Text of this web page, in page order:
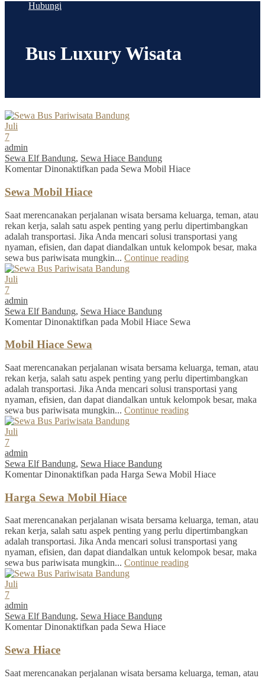
Hubungi
Bus Luxury Wisata
Juli
7
admin
Sewa Elf Bandung, Sewa Hiace Bandung
Komentar Dinonaktifkan pada Sewa Mobil Hiace
Sewa Mobil Hiace
Saat merencanakan perjalanan wisata bersama keluarga, teman, atau
rekan kerja, salah satu aspek penting yang perlu dipertimbangkan
adalah transportasi. Jika Anda mencari solusi transportasi yang
nyaman, efisien, dan dapat diandalkan untuk kelompok besar, maka
sewa bus pariwisata mungkin... Continue reading
Juli
7
admin
Sewa Elf Bandung, Sewa Hiace Bandung
Komentar Dinonaktifkan pada Mobil Hiace Sewa
Mobil Hiace Sewa
Saat merencanakan perjalanan wisata bersama keluarga, teman, atau
rekan kerja, salah satu aspek penting yang perlu dipertimbangkan
adalah transportasi. Jika Anda mencari solusi transportasi yang
nyaman, efisien, dan dapat diandalkan untuk kelompok besar, maka
sewa bus pariwisata mungkin... Continue reading
Juli
7
admin
Sewa Elf Bandung, Sewa Hiace Bandung
Komentar Dinonaktifkan pada Harga Sewa Mobil Hiace
Harga Sewa Mobil Hiace
Saat merencanakan perjalanan wisata bersama keluarga, teman, atau
rekan kerja, salah satu aspek penting yang perlu dipertimbangkan
adalah transportasi. Jika Anda mencari solusi transportasi yang
nyaman, efisien, dan dapat diandalkan untuk kelompok besar, maka
sewa bus pariwisata mungkin... Continue reading
Juli
7
admin
Sewa Elf Bandung, Sewa Hiace Bandung
Komentar Dinonaktifkan pada Sewa Hiace
Sewa Hiace
Saat merencanakan perjalanan wisata bersama keluarga, teman, atau